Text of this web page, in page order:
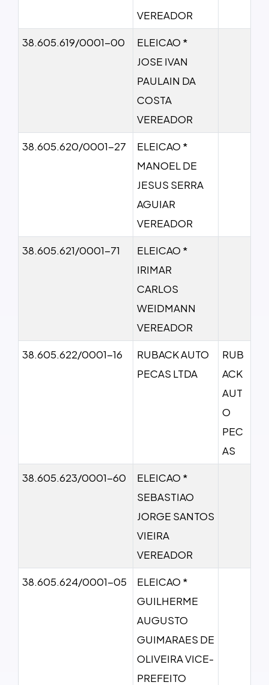
VEREADOR
38.605.619/0001-00
ELEICAO *
JOSE IVAN
PAULAIN DA
COSTA
VEREADOR
38.605.620/0001-27
ELEICAO *
MANOEL DE
JESUS SERRA
AGUIAR
VEREADOR
38.605.621/0001-71
ELEICAO *
IRIMAR
CARLOS
WEIDMANN
VEREADOR
38.605.622/0001-16
RUBACK AUTO
PECAS LTDA
RUB
ACK
AUT
O
PEC
AS
38.605.623/0001-60
ELEICAO *
SEBASTIAO
JORGE SANTOS
VIEIRA
VEREADOR
38.605.624/0001-05
ELEICAO *
GUILHERME
AUGUSTO
GUIMARAES DE
OLIVEIRA VICE-
PREFEITO